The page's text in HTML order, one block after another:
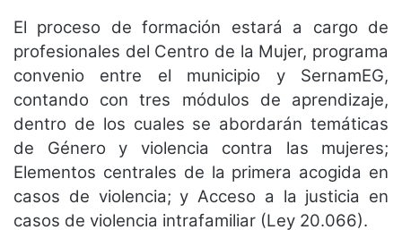
El proceso de formación estará a cargo de
profesionales del Centro de la Mujer, programa
convenio entre el municipio y SernamEG,
contando con tres módulos de aprendizaje,
dentro de los cuales se abordarán temáticas
de Género y violencia contra las mujeres;
Elementos centrales de la primera acogida en
casos de violencia; y Acceso a la justicia en
casos de violencia intrafamiliar (Ley 20.066).